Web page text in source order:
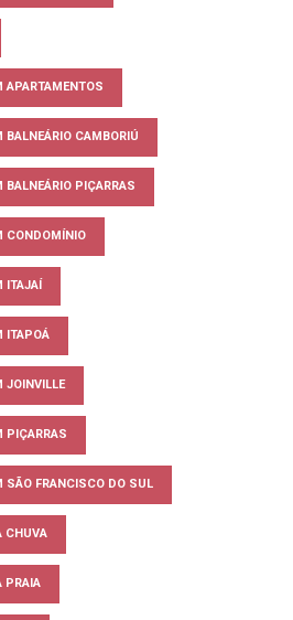
APARTAMENTOS
BALNEÁRIO CAMBORIÚ
BALNEÁRIO PIÇARRAS
CONDOMÍNIO
ITAJAÍ
ITAPOÁ
JOINVILLE
PIÇARRAS
SÃO FRANCISCO DO SUL
CHUVA
PRAIA